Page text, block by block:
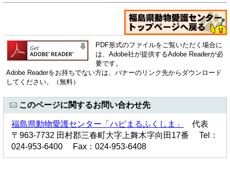
PDF形式のファイルをご覧いただく場合に
は、Adobe社が提供するAdobe Readerが必
要です。
Adobe Readerをお持ちでない方は、バナーのリンク先からダウンロード
してください。（無料）
このページに関するお問い合わせ先
福島県動物愛護センター「ハピまるふくしま」
代表
〒963-7732 田村郡三春町大字上舞木字向田17番 Tel：
024-953-6400 Fax：024-953-6408